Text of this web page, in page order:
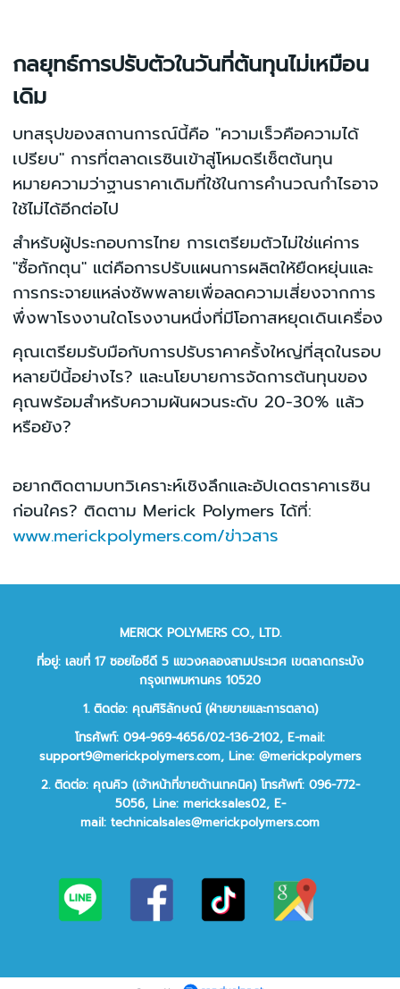
กลยุทธ์การปรับตัวในวันที่ต้นทุนไม่เหมือน
เดิม
บทสรุปของสถานการณ์นี้คือ "ความเร็วคือความได้
เปรียบ" การที่ตลาดเรซินเข้าสู่โหมดรีเซ็ตต้นทุน
หมายความว่าฐานราคาเดิมที่ใช้ในการคำนวณกำไรอาจ
ใช้ไม่ได้อีกต่อไป
สำหรับผู้ประกอบการไทย การเตรียมตัวไม่ใช่แค่การ
"ซื้อกักตุน" แต่คือการปรับแผนการผลิตให้ยืดหยุ่นและ
การกระจายแหล่งซัพพลายเพื่อลดความเสี่ยงจากการ
พึ่งพาโรงงานใดโรงงานหนึ่งที่มีโอกาสหยุดเดินเครื่อง
คุณเตรียมรับมือกับการปรับราคาครั้งใหญ่ที่สุดในรอบ
หลายปีนี้อย่างไร? และนโยบายการจัดการต้นทุนของ
คุณพร้อมสำหรับความผันผวนระดับ 20-30% แล้ว
หรือยัง?
อยากติดตามบทวิเคราะห์เชิงลึกและอัปเดตราคาเรซิน
ก่อนใคร? ติดตาม Merick Polymers ได้ที่:
www.merickpolymers.com/ข่าวสาร
MERICK POLYMERS CO., LTD.
ที่อยู่: เลขที่ 17 ซอยไอซีดี 5 แขวงคลองสามประเวศ เขตลาดกระบัง
กรุงเทพมหานคร 10520
1. ติดต่อ: คุณศิริลักษณ์ (ฝ่ายขายและการตลาด)
โทรศัพท์: 094-969-4656/02-136-2102, E-mail:
support9@merickpolymers.com, Line: @merickpolymers
2.ติดต่อ: คุณคิว (เจ้าหน้าที่ขายด้านเทคนิค)โทรศัพท์: 096-772-
5056, Line: mericksales02, E-
mail: technicalsales@merickpolymers.com